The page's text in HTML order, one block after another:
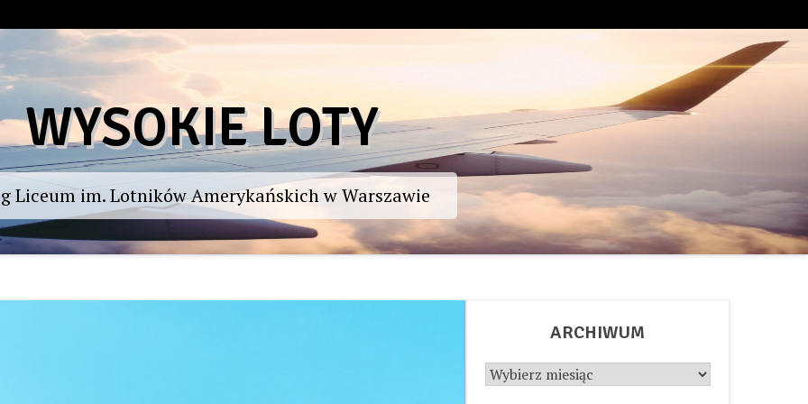
WYSOKIE LOTY
Liceum im. Lotników Amerykańskich w Warszawie
ARCHIWUM
Archiwum